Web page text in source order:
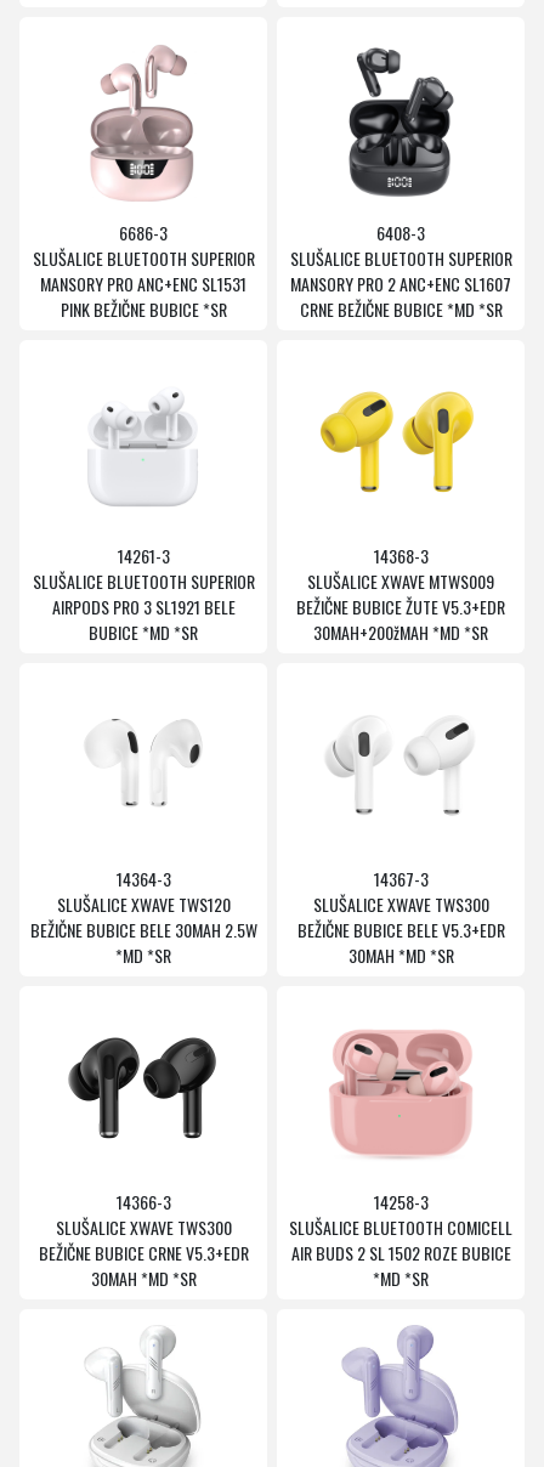
6686-3
SLUŠALICE BLUETOOTH SUPERIOR
MANSORY PRO ANC+ENC SL1531
PINK BEŽIČNE BUBICE *SR
6408-3
SLUŠALICE BLUETOOTH SUPERIOR
MANSORY PRO 2 ANC+ENC SL1607
CRNE BEŽIČNE BUBICE *MD *SR
14261-3
SLUŠALICE BLUETOOTH SUPERIOR
AIRPODS PRO 3 SL1921 BELE
BUBICE *MD *SR
14368-3
SLUŠALICE XWAVE MTWS009
BEŽIČNE BUBICE ŽUTE V5.3+EDR
30MAH+200žMAH *MD *SR
14364-3
SLUŠALICE XWAVE TWS120
BEŽIČNE BUBICE BELE 30MAH 2.5W
*MD *SR
14367-3
SLUŠALICE XWAVE TWS300
BEŽIČNE BUBICE BELE V5.3+EDR
30MAH *MD *SR
14366-3
SLUŠALICE XWAVE TWS300
BEŽIČNE BUBICE CRNE V5.3+EDR
30MAH *MD *SR
14258-3
SLUŠALICE BLUETOOTH COMICELL
AIR BUDS 2 SL 1502 ROZE BUBICE
*MD *SR